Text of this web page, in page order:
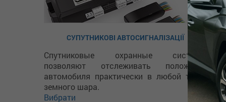
GSM
Технологія
Захист від
Додаткове
СУПУТНИКОВІ АВТОСИГНАЛІЗАЦІЇ
Спутниковые охранные системы
позволяют отслеживать положение
автомобиля практически в любой точке
земного шара.
Вибрати